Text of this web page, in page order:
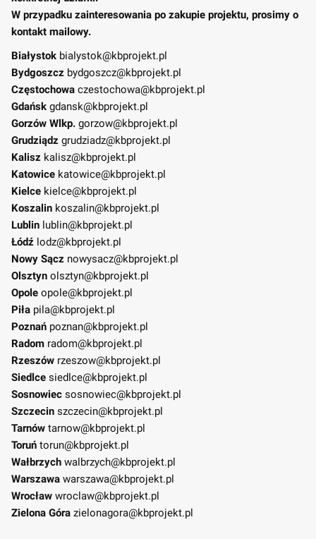
W przypadku zainteresowania po zakupie projektu, prosimy o
kontakt mailowy.
Białystok bialystok@kbprojekt.pl
Bydgoszcz bydgoszcz@kbprojekt.pl
Częstochowa czestochowa@kbprojekt.pl
Gdańsk gdansk@kbprojekt.pl
Gorzów Wlkp. gorzow@kbprojekt.pl
Grudziądz grudziadz@kbprojekt.pl
Kalisz kalisz@kbprojekt.pl
Katowice katowice@kbprojekt.pl
Kielce kielce@kbprojekt.pl
Koszalin koszalin@kbprojekt.pl
Lublin lublin@kbprojekt.pl
Łódź lodz@kbprojekt.pl
Nowy Sącz nowysacz@kbprojekt.pl
Olsztyn olsztyn@kbprojekt.pl
Opole opole@kbprojekt.pl
Piła pila@kbprojekt.pl
Poznań poznan@kbprojekt.pl
Radom radom@kbprojekt.pl
Rzeszów rzeszow@kbprojekt.pl
Siedlce siedlce@kbprojekt.pl
Sosnowiec sosnowiec@kbprojekt.pl
Szczecin szczecin@kbprojekt.pl
Tarnów tarnow@kbprojekt.pl
Toruń torun@kbprojekt.pl
Wałbrzych walbrzych@kbprojekt.pl
Warszawa warszawa@kbprojekt.pl
Wrocław wroclaw@kbprojekt.pl
Zielona Góra zielonagora@kbprojekt.pl